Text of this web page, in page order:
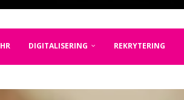
HR DIGITALISERING REKRYTERING